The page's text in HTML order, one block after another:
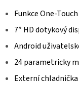
Funkce One-
7″ HD dotykový
Android
24 parametricky
Externí